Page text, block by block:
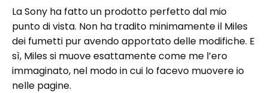
La Sony ha fatto un prodotto perfetto dal mio
punto di vista. Non ha tradito minimamente il Miles
dei fumetti pur avendo apportato delle modifiche. E
sì, Miles si muove esattamente come me l’ero
immaginato, nel modo in cui lo facevo muovere io
nelle pagine.